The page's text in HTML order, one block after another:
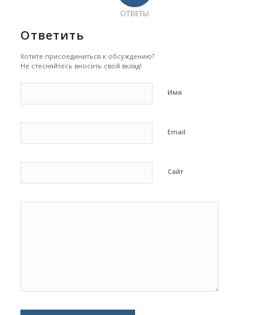
ОТВЕТЫ
Ответить
Хотите присоединиться к обсуждению?
Не стесняйтесь вносить свой вклад!
Имя
Email
Сайт